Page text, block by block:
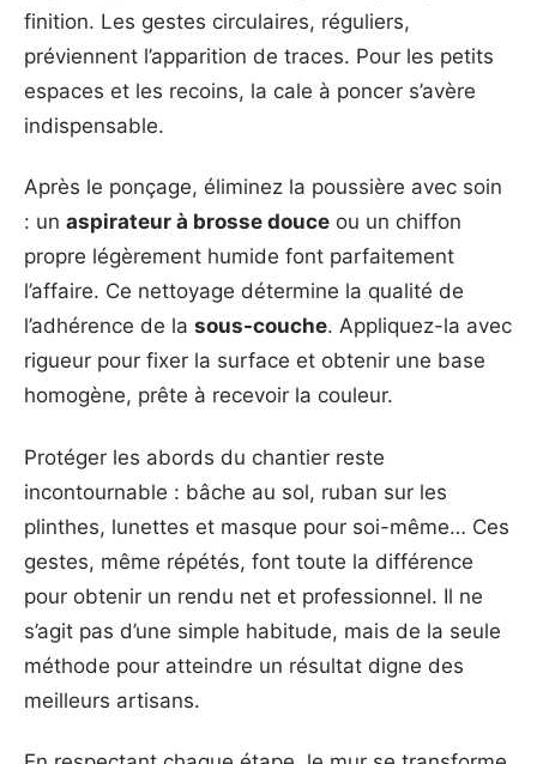
finition. Les gestes circulaires, réguliers,
préviennent l’apparition de traces. Pour les petits
espaces et les recoins, la cale à poncer s’avère
indispensable.
Après le ponçage, éliminez la poussière avec soin
: un aspirateur à brosse douce ou un chiffon
propre légèrement humide font parfaitement
l’affaire. Ce nettoyage détermine la qualité de
l’adhérence de la sous-couche. Appliquez-la avec
rigueur pour fixer la surface et obtenir une base
homogène, prête à recevoir la couleur.
Protéger les abords du chantier reste
incontournable : bâche au sol, ruban sur les
plinthes, lunettes et masque pour soi-même… Ces
gestes, même répétés, font toute la différence
pour obtenir un rendu net et professionnel. Il ne
s’agit pas d’une simple habitude, mais de la seule
méthode pour atteindre un résultat digne des
meilleurs artisans.